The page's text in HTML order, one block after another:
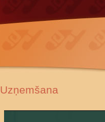
Uzņemšana